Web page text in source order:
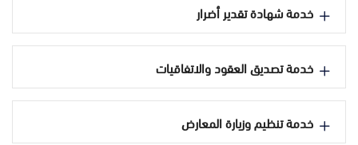
خدمة شهادة تقدير أضرار
خدمة تصديق العقود والاتفاقيات
خدمة تنظيم وزيارة المعارض